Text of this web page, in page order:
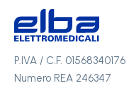
P.IVA / C.F. 01568340176
Numero REA 246347